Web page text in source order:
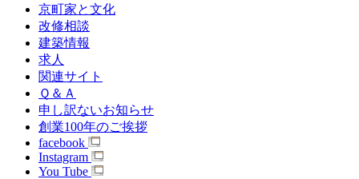
京町家と文化
改修相談
建築情報
求人
関連サイト
Ｑ＆Ａ
申し訳ないお知らせ
創業100年のご挨拶
facebook
Instagram
You Tube